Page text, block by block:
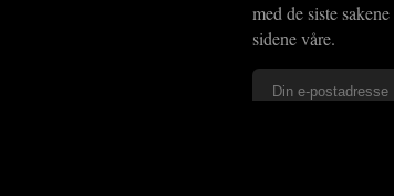
med de siste
sidene våre.